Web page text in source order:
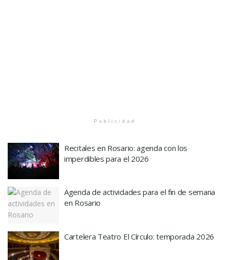
Publicidad
Recitales en Rosario: agenda con los
imperdibles para el 2026
Agenda de actividades para el fin de semana
en Rosario
Cartelera Teatro El Círculo: temporada 2026